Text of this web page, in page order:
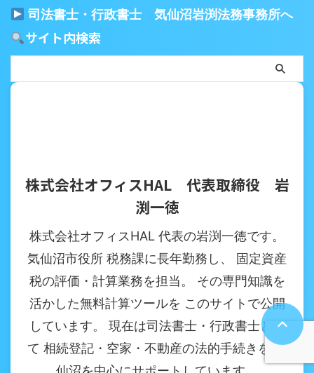
司法書士・行政書士 気仙沼岩渕法務事務所へ
サイト内検索
株式会社オフィスHAL 代表取締役 岩
渕一徳
株式会社オフィスHAL 代表の岩渕一徳です。
気仙沼市役所 税務課に長年勤務し、 固定資産
税の評価・計算業務を担当。 その専門知識を
活かした無料計算ツールを このサイトで公開
しています。 現在は司法書士・行政書士とし
て 相続登記・空家・不動産の法的手続きを 気